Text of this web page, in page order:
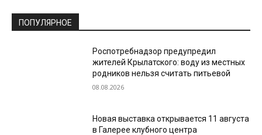
ПОПУЛЯРНОЕ
Роспотребнадзор предупредил
жителей Крылатского: воду из местных
родников нельзя считать питьевой
08.08.2026
Новая выставка открывается 11 августа
в Галерее клубного центра